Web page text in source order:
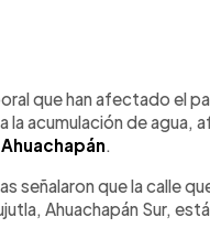
artículo
que han afectado el
acumulación de agua,
Ahuachapán
señalaron que la calle
Ahuachapán Sur,